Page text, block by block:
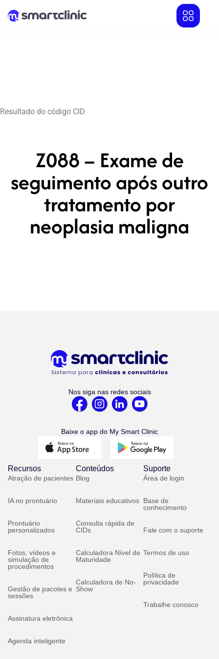
Resultado do código CID
Z088 – Exame de
seguimento após outro
tratamento por
neoplasia maligna
Nos siga nas redes sociais
Baixe o app do My Smart Clinic
Recursos
Atração de pacientes
IA no prontuário
Prontuário
personalizados
Fotos, vídeos e
simulação de
procedimentos
Gestão de pacotes e
sessões
Assinatura eletrônica
Agenda inteligente
Conteúdos
Blog
Materiais educativos
Consulta rápida de
CIDs
Calculadora Nível de
Maturidade
Calculadora de No-
Show
Suporte
Área de login
Base de
conhecimento
Fale com o suporte
Termos de uso
Política de
privacidade
Trabalhe conosco